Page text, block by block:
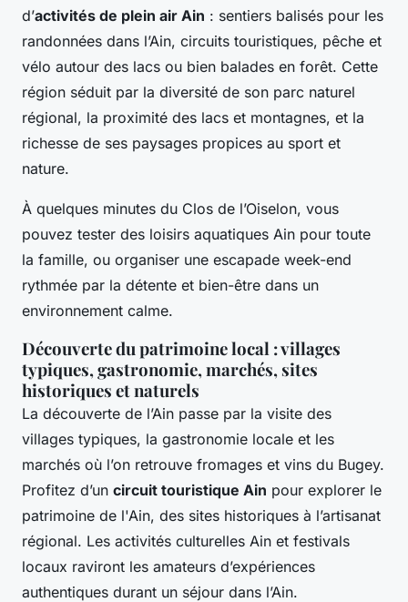
d’activités de plein air Ain : sentiers balisés pour les
randonnées dans l’Ain, circuits touristiques, pêche et
vélo autour des lacs ou bien balades en forêt. Cette
région séduit par la diversité de son parc naturel
régional, la proximité des lacs et montagnes, et la
richesse de ses paysages propices au sport et
nature.
À quelques minutes du Clos de l’Oiselon, vous
pouvez tester des loisirs aquatiques Ain pour toute
la famille, ou organiser une escapade week-end
rythmée par la détente et bien-être dans un
environnement calme.
Découverte du patrimoine local : villages
typiques, gastronomie, marchés, sites
historiques et naturels
La découverte de l’Ain passe par la visite des
villages typiques, la gastronomie locale et les
marchés où l’on retrouve fromages et vins du Bugey.
Profitez d’un circuit touristique Ain pour explorer le
patrimoine de l'Ain, des sites historiques à l’artisanat
régional. Les activités culturelles Ain et festivals
locaux raviront les amateurs d’expériences
authentiques durant un séjour dans l’Ain.